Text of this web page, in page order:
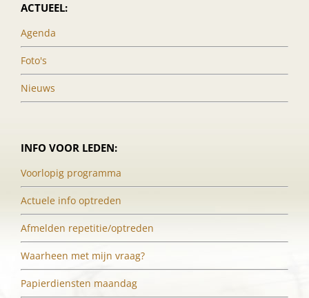
ACTUEEL:
Agenda
Foto's
Nieuws
INFO VOOR LEDEN:
Voorlopig programma
Actuele info optreden
Afmelden repetitie/optreden
Waarheen met mijn vraag?
Papierdiensten maandag